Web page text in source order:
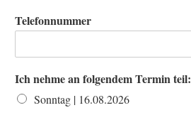
Telefonnummer
Ich nehme an folgendem Termin teil:
Sonntag | 16.08.2026